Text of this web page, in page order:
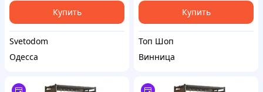
Купить
Svetodom
Одесса
Купить
Топ Шоп
Винница